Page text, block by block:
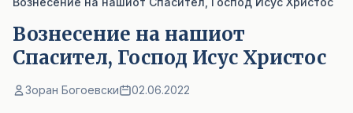
Вознесение на нашиот
Спасител, Господ Исус Христос
Зоран Богоевски 02.06.2022